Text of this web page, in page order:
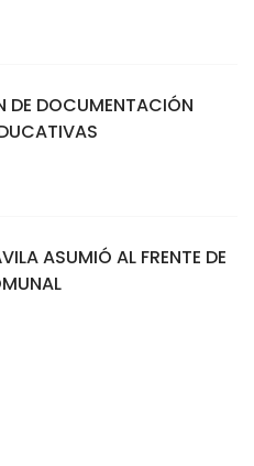
DE DOCUMENTACIÓN
ASUMIÓ AL FRENTE DE